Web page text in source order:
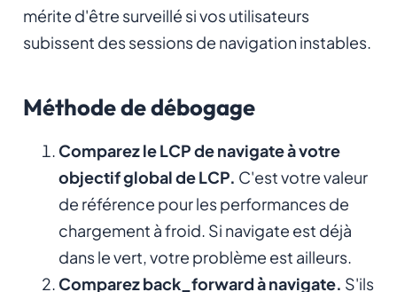
mérite d'être surveillé si vos utilisateurs
subissent des sessions de navigation instables.
Méthode de débogage
Comparez le LCP de navigate à votre
objectif global de LCP. C'est votre valeur
de référence pour les performances de
chargement à froid. Si navigate est déjà
dans le vert, votre problème est ailleurs.
Comparez back_forward à navigate. S'ils